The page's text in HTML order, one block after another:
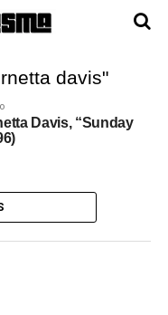
davis"
Davis, “Sunday